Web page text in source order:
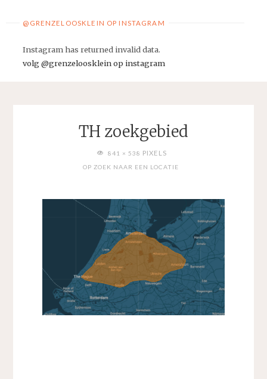
@GRENZELOOSKLEIN OP INSTAGRAM
Instagram has returned invalid data.
volg @grenzeloosklein op instagram
TH zoekgebied
VOLLEDIGE
841 × 538 PIXELS
OP ZOEK NAAR EEN LOCATIE